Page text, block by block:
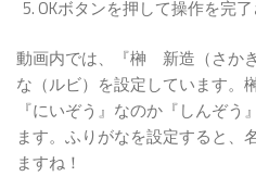
OKボタンを押して操作を完了
動画内では、『榊 新造（さか
な（ルビ）を設定しています。
『にいぞう』なのか『しんぞ
ます。ふりがなを設定すると、
ますね！